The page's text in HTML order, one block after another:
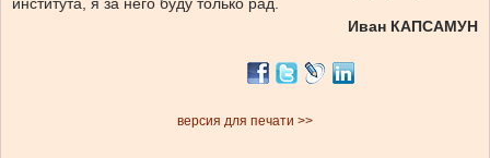
института, я за него буду только рад.
Иван КАПСАМУН
версия для печати >>